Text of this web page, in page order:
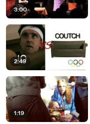
3:00
2:49
1:19